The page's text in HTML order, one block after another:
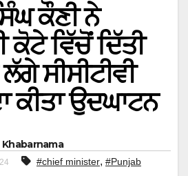
ਕੌਣੀ ਨੇ
ਵਿੱਚੋਂ ਦਿੱਤੀ
ਸੀਸੀਟੀਵੀ
ਕੀਤਾ ਉਦਘਾਟਨ
Khabarnama
#chief minister, #Punjab